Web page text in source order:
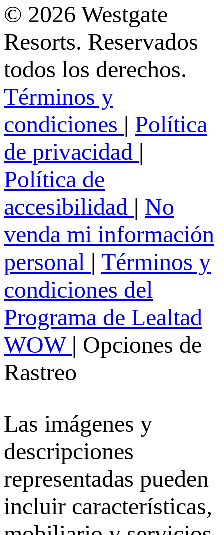
© 2026 Westgate
Resorts. Reservados
todos los derechos.
Términos y
condiciones | Política
de privacidad |
Política de
accesibilidad | No
venda mi información
personal | Términos y
condiciones del
Programa de Lealtad
WOW | Opciones de
Rastreo
Las imágenes y
descripciones
representadas pueden
incluir características,